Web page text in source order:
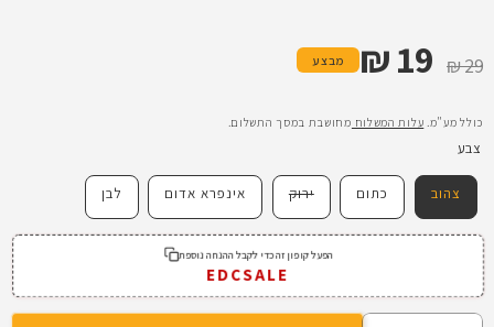
מחיר רגיל
29 ₪
מחיר מבצע
19 ₪ מבצע
כולל מע"מ. עלות המשלוח מחושבת במסך התשלום.
צבע
צהוב כתום ירוקוריאציה
מהמלאי
או
לא
זמינה
אינפרא אדום לבן
הפעל קופון זה כדי לקבל ההנחה נוספת
EDCSALE